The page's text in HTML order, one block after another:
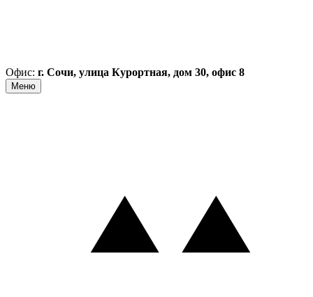
Офис: г. Сочи, улица Курортная, дом 30, офис 8
Меню